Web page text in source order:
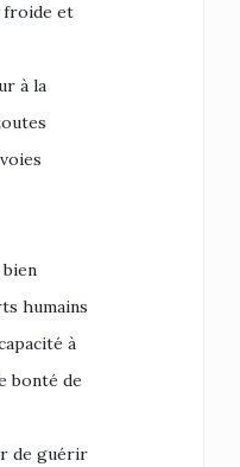
froide et
à la
humains
à
bonté de
de guérir